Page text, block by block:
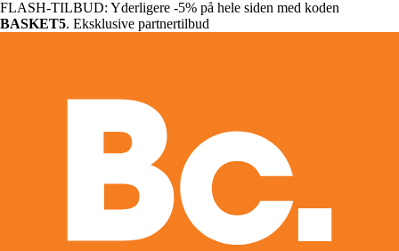
FLASH-TILBUD: Yderligere -5% på hele siden med koden
BASKET5. Eksklusive partnertilbud